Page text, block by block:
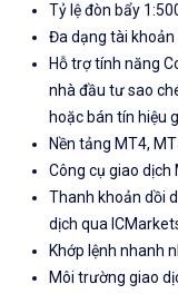
Tỷ lệ đòn bẩy
Đa dạng tài khoản
Hỗ trợ tính năng
nhà đầu tư sao
hoặc bán tín hiệu
Nền tảng MT4,
Công cụ giao dịch
Thanh khoản dồi
dịch qua
Khớp lệnh nhanh
Môi trường giao